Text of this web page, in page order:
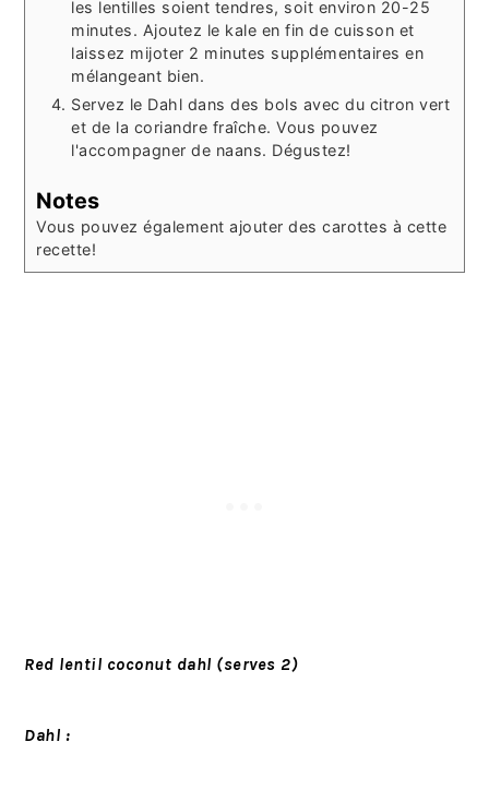
les lentilles soient tendres, soit environ 20-25
minutes. Ajoutez le kale en fin de cuisson et
laissez mijoter 2 minutes supplémentaires en
mélangeant bien.
Servez le Dahl dans des bols avec du citron vert
et de la coriandre fraîche. Vous pouvez
l'accompagner de naans. Dégustez!
Notes
Vous pouvez également ajouter des carottes à cette
recette!
Red lentil coconut dahl (serves 2)
Dahl :